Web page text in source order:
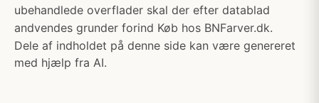
ubehandlede overflader skal der efter datablad
andvendes grunder forind Køb hos BNFarver.dk.
Dele af indholdet på denne side kan være genereret
med hjælp fra AI.